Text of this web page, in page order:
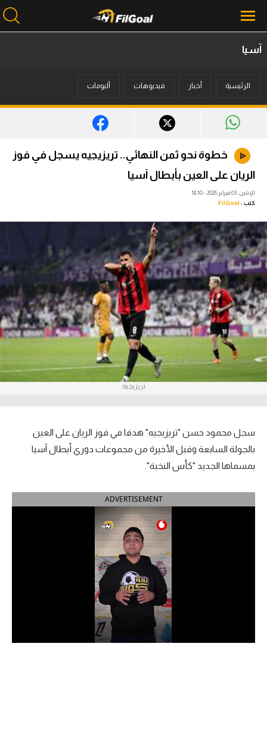
أخبار
فانتازي في الجول
فيديوهات
عدسات
آراء حرة
ركن الألعاب
بطولات
أمريكا 2026
الدوري الإسباني
الدوري السعودي للمحترفين
دوري أبطال إفريقيا
آسيا
الرئيسية أخبار فيديوهات ألبومات
خطوة نحو ثمن النهائي.. تريزيجيه يسجل في فوز
الريان على العين بأبطال آسيا
الإثنين، 03 فبراير 2025 - 18:10
كتب : FilGoal
تريزيجيه
سجل محمود حسن "تريزيجيه" هدفا في فوز الريان على العين
بالجولة السابعة وقبل الأخيرة من مجموعات دوري أبطال آسيا
بمسماها الجديد "كأس النخبة".
ADVERTISEMENT